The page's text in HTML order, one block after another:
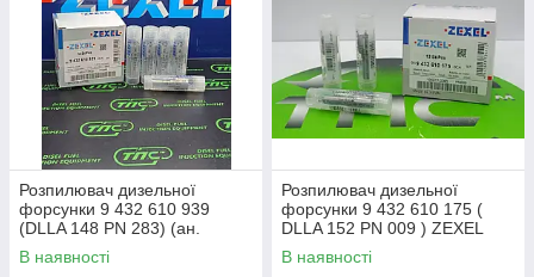
Розпилювач дизельної
форсунки 9 432 610 939
(DLLA 148 PN 283) (ан.
105017-2830) ZEXEL
Mitsubishi PAJERO 3.2
В наявності
Розпилювач дизельної
форсунки 9 432 610 175 (
DLLA 152 PN 009 ) ZEXEL
KOMATSU
В наявності